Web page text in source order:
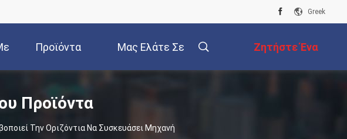
Greek
Προϊόντα Μας Ελάτε Σε Ζητήστε Ένα
Απόσπασμα
Προϊόντα
Την Οριζόντια Να Συσκευάσει Μηχανή